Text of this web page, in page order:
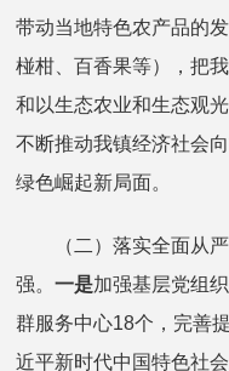
带动当地特色农产品的
椪柑、百香果等），把
和以生态农业和生态观
不断推动我镇经济社会
绿色崛起新局面。
（二）落实全面从严
强。一是加强基层党组
群服务中心18个，完善
近平新时代中国特色社